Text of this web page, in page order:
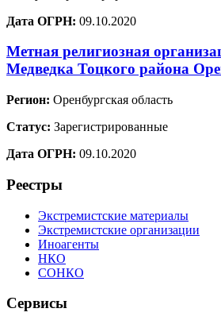
Дата ОГРН: 09.10.2020
Метная религиозная
Медведка Тоцкого района
Регион: Оренбургская область
Статус: Зарегистрированные
Дата ОГРН: 09.10.2020
Реестры
Экстремистские материалы
Экстремистские организации
Иноагенты
НКО
СОНКО
Сервисы